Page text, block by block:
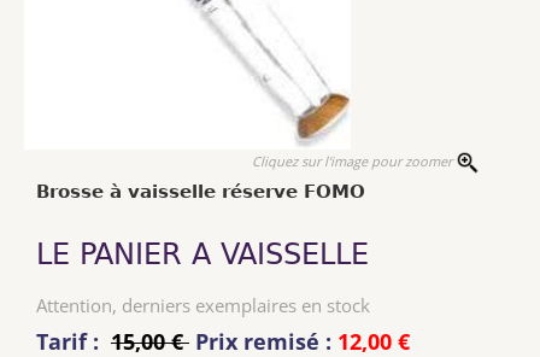
Cliquez sur l'image pour zoomer
Brosse à vaisselle réserve FOMO
LE PANIER A VAISSELLE
Attention, derniers exemplaires en stock
Tarif : 15,00 € Prix remisé : 12,00 €